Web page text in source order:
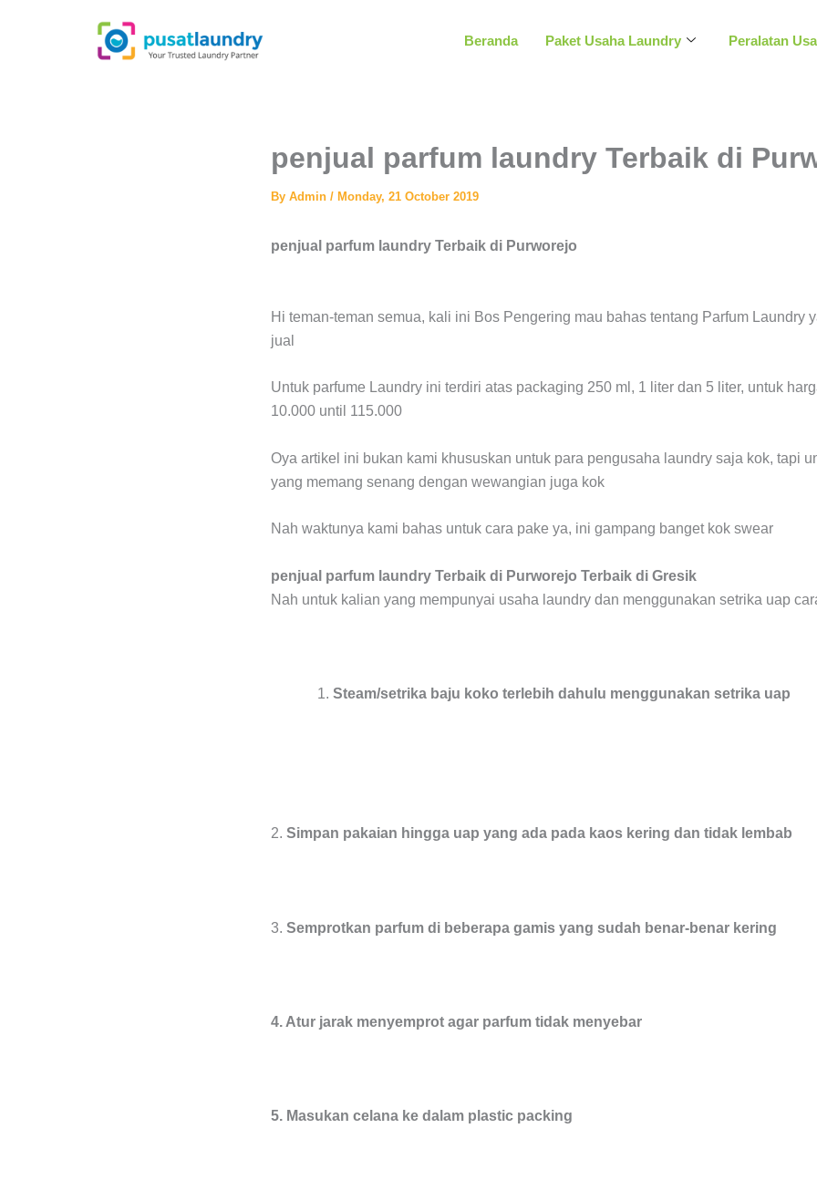
Beranda Paket Usaha Laundry Peralatan
penjual parfum laundry Terbaik di
By Admin / Monday, 21 October 2019
penjual parfum laundry Terbaik di Purworejo
Hi teman-teman semua, kali ini Bos Pengering mau bahas tentang Parfum Laundry
jual
Untuk parfume Laundry ini terdiri atas packaging 250 ml, 1 liter dan 5 liter, untuk
10.000 until 115.000
Oya artikel ini bukan kami khususkan untuk para pengusaha laundry saja kok, tapi
yang memang senang dengan wewangian juga kok
Nah waktunya kami bahas untuk cara pake ya, ini gampang banget kok swear
penjual parfum laundry Terbaik di Purworejo Terbaik di Gresik
Nah untuk kalian yang mempunyai usaha laundry dan menggunakan setrika uap
Steam/setrika baju koko terlebih dahulu menggunakan setrika uap
2. Simpan pakaian hingga uap yang ada pada kaos kering dan tidak lembab
3. Semprotkan parfum di beberapa gamis yang sudah benar-benar kering
4. Atur jarak menyemprot agar parfum tidak menyebar
5. Masukan celana ke dalam plastic packing